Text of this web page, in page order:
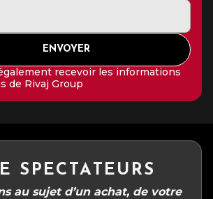
recevoir les informations
de Rivaj Group
SPECTATEURS
au sujet d’un achat, de votre